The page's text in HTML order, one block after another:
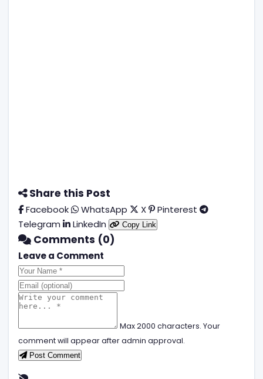
Share this Post
Facebook WhatsApp X
Pinterest
Telegram
LinkedIn Copy Link
Comments (0)
Leave a Comment
Max 2000 characters. Your
comment will appear after admin approval.
Post Comment